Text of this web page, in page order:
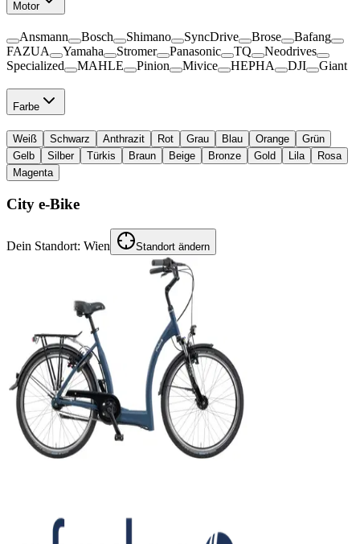
Motor
Ansmann Bosch Shimano SyncDrive Brose
Bafang
FAZUA
Yamaha Stromer Panasonic TQ
Neodrives
Specialized
MAHLE Pinion Mivice HEPHA DJI Giant
Farbe
Weiß Schwarz Anthrazit Rot Grau Blau Orange
Grün
Gelb
Silber Türkis Braun Beige Bronze Gold Lila
Rosa
Magenta
City e-Bike
Dein Standort: Wien Standort ändern